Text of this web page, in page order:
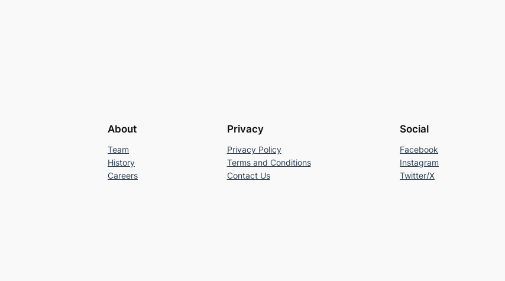
About
Team
History
Careers
Privacy
Privacy Policy
Terms and Conditions
Contact Us
Social
Facebook
Instagram
Twitter/X